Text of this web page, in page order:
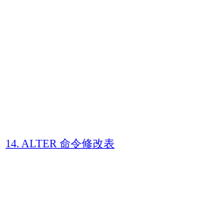
14. ALTER 命令修改表